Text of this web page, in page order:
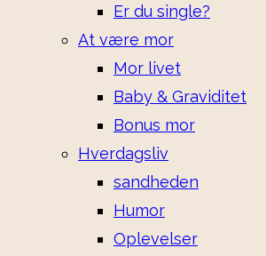
Er du single?
At være mor
Mor livet
Baby & Graviditet
Bonus mor
Hverdagsliv
sandheden
Humor
Oplevelser